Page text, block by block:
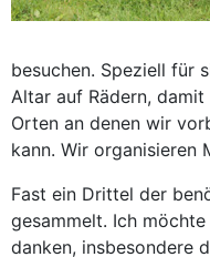
besuchen. Speziell für
Altar auf Rädern,
Orten an denen wir
kann. Wir organisieren
Fast ein Drittel der
gesammelt. Ich
danken, insbesondere